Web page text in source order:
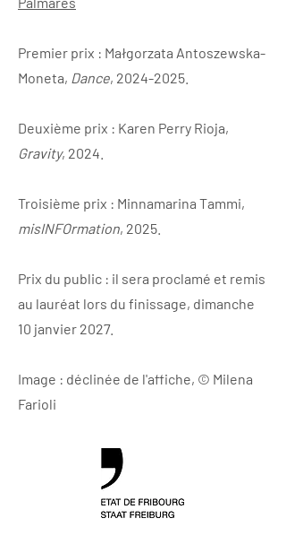
Premier prix : Małgorzata Antoszewska-
Moneta, Dance, 2024-2025
Deuxième prix : Karen Perry Rioja,
Gravity, 2024.
Troisième prix : Minnamarina Tammi,
misINFOrmation, 2025.
Prix du public : il sera proclamé et remis
au lauréat lors du finissage, dimanche
10 janvier 2027.
Image : déclinée de l'affiche, © Milena
Farioli